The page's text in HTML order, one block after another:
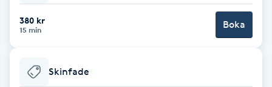
Bröllopsuppsättning
C
Celluliter
380 kr
15 min Boka
Skinfade